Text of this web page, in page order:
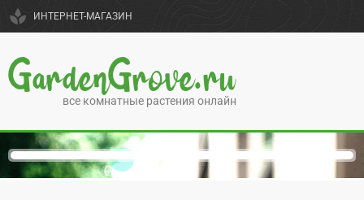
spa ИНТЕРНЕТ-МАГАЗИН
GardenGrove.ru
все комнатные растения онлайн